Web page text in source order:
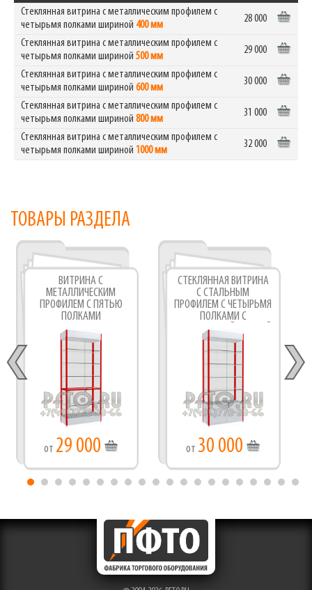
Стеклянная витрина с металлическим профилем с
четырьмя полками шириной 400 мм
28 000
Стеклянная витрина с металлическим профилем с
четырьмя полками шириной 500 мм
29 000
Стеклянная витрина с металлическим профилем с
четырьмя полками шириной 600 мм
30 000
Стеклянная витрина с металлическим профилем с
четырьмя полками шириной 800 мм
31 000
Стеклянная витрина с металлическим профилем с
четырьмя полками шириной 1000 мм
32 000
ТОВАРЫ РАЗДЕЛА
ВИТРИНА С
МЕТАЛЛИЧЕСКИМ
ПРОФИЛЕМ С ПЯТЬЮ
ПОЛКАМИ
от 29 000
СТЕКЛЯННАЯ ВИТРИНА
С СТАЛЬНЫМ
ПРОФИЛЕМ С ЧЕТЫРЬМЯ
ПОЛКАМИ С
ПОДТОВАРНОЙ ТУМБОЙ
от 30 000